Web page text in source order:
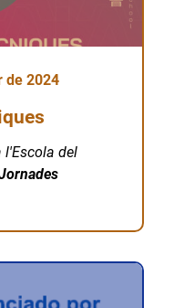
de 2024
l'Escola del